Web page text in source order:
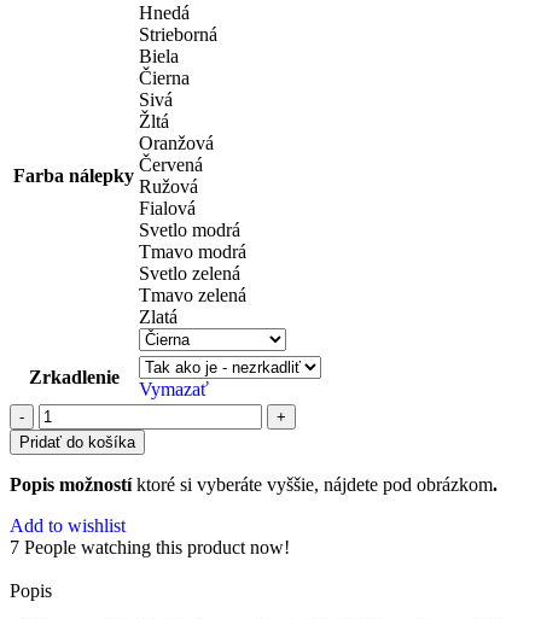
Farba nálepky
Hnedá
Strieborná
Biela
Čierna
Sivá
Žltá
Oranžová
Červená
Ružová
Fialová
Svetlo modrá
Tmavo modrá
Svetlo zelená
Tmavo zelená
Zlatá
Zrkadlenie
Vymazať
Pridať do košíka
Popis možnostíktoré si vyberáte vyššie, nájdete pod obrázkom.
Add to wishlist
7 People watching this product now!
Popis